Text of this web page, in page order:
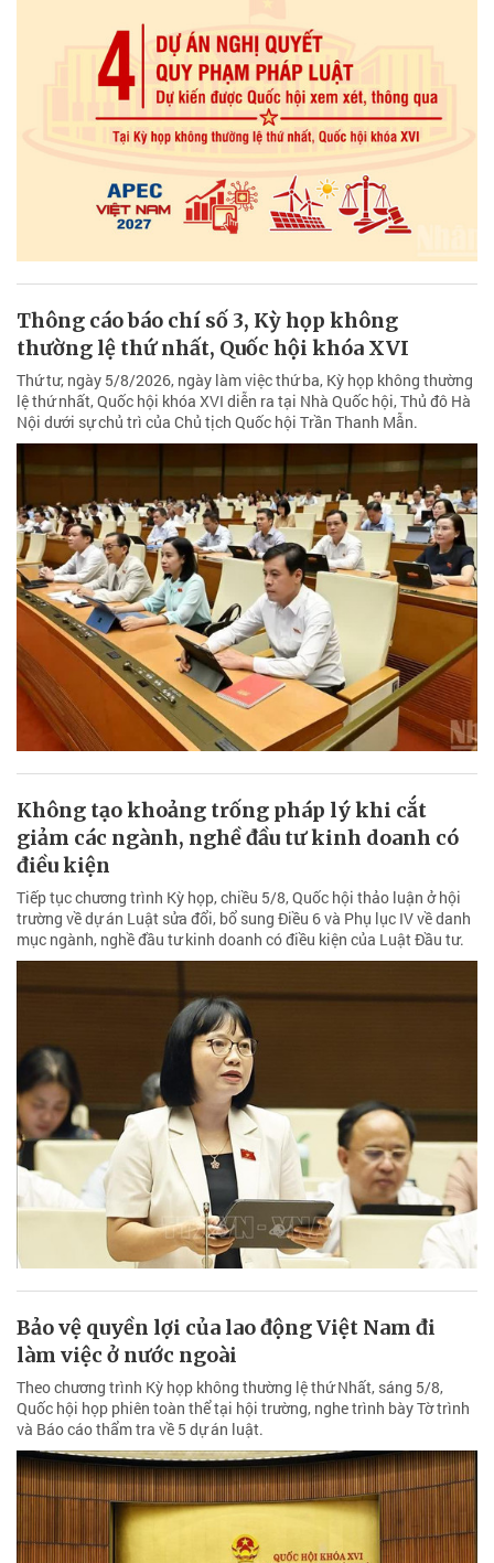
Thông cáo báo chí số 3, Kỳ họp không
thường lệ thứ nhất, Quốc hội khóa XVI
Thứ tư, ngày 5/8/2026, ngày làm việc thứ ba, Kỳ họp không thường
lệ thứ nhất, Quốc hội khóa XVI diễn ra tại Nhà Quốc hội, Thủ đô Hà
Nội dưới sự chủ trì của Chủ tịch Quốc hội Trần Thanh Mẫn.
Không tạo khoảng trống pháp lý khi cắt
giảm các ngành, nghề đầu tư kinh doanh có
điều kiện
Tiếp tục chương trình Kỳ họp, chiều 5/8, Quốc hội thảo luận ở hội
trường về dự án Luật sửa đổi, bổ sung Điều 6 và Phụ lục IV về danh
mục ngành, nghề đầu tư kinh doanh có điều kiện của Luật Đầu tư.
Bảo vệ quyền lợi của lao động Việt Nam đi
làm việc ở nước ngoài
Theo chương trình Kỳ họp không thường lệ thứ Nhất, sáng 5/8,
Quốc hội họp phiên toàn thể tại hội trường, nghe trình bày Tờ trình
và Báo cáo thẩm tra về 5 dự án luật.